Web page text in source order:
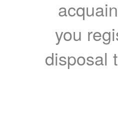
you
disposal